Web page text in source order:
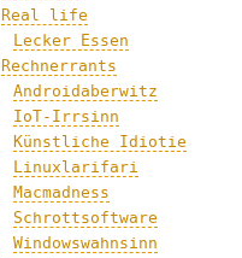
Real life
Lecker Essen
Rechnerrants
Androidaberwitz
IoT-Irrsinn
Künstliche Idiotie
Linuxlarifari
Macmadness
Schrottsoftware
Windowswahnsinn